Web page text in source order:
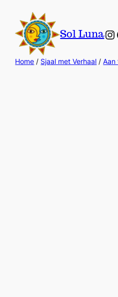
Sol Luna
Home / Sjaal met Verhaal /Aan